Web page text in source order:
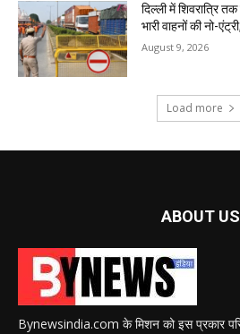
दिल्ली में शिवरात्रि
भारी वाहनों की नो-
August 9, 2026
Load more
ABOUT US
Bynewsindia.com के मिशन को इस प्रकार